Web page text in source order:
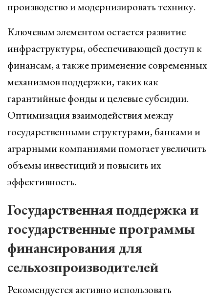
производство и модернизировать технику.
Ключевым элементом остается развитие
инфраструктуры, обеспечивающей доступ к
финансам, а также применение современных
механизмов поддержки, таких как
гарантийные фонды и целевые субсидии.
Оптимизация взаимодействия между
государственными структурами, банками и
аграрными компаниями помогает увеличить
объемы инвестиций и повысить их
эффективность.
Государственная поддержка и
государственные программы
финансирования для
сельхозпроизводителей
Рекомендуется активно использовать